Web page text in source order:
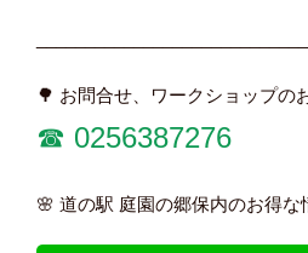
🌳 お問合せ、ワークショップの
☎︎ 0256387276
🌸 道の駅 庭園の郷保内のお得な